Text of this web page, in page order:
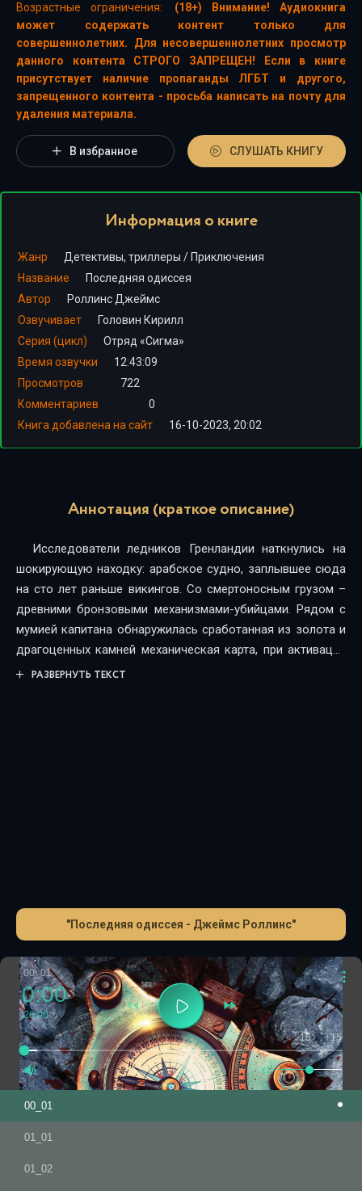
Возрастные ограничения:
(18+) Внимание! Аудиокнига
может содержать контент только для
совершеннолетних. Для несовершеннолетних просмотр
данного контента СТРОГО ЗАПРЕЩЕН! Если в книге
присутствует наличие пропаганды ЛГБТ и другого,
запрещенного контента - просьба написать на почту для
удаления материала.
В избранное СЛУШАТЬ КНИГУ
Информация о книге
Жанр Детективы, триллеры / Приключения
Название
Последняя одиссея
Автор
Роллинс Джеймс
Озвучивает
Головин Кирилл
Серия (цикл)
Отряд «Сигма»
Время озвучки
12:43:09
Просмотров
722
Комментариев
0
Книга добавлена на сайт
16-10-2023, 20:02
Аннотация (краткое описание)
Исследователи ледников Гренландии наткнулись на
шокирующую находку: арабское судно, заплывшее сюда
на сто лет раньше викингов. Со смертоносным грузом –
древними бронзовыми механизмами-убийцами. Рядом с
мумией капитана обнаружилась сработанная из золота и
драгоценных камней механическая карта, при активации
показывающая опасный путь Одиссея из Трои в свое
РАЗВЕРНУТЬ ТЕКСТ
"Последняя одиссея - Джеймс Роллинс"
00_01
0:00
26:00
1.0
x1
-15 +15
00_01
01_01
01_02